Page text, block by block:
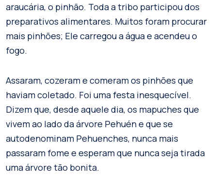
araucária, o pinhão. Toda a tribo participou dos
preparativos alimentares. Muitos foram procurar
mais pinhões; Ele carregou a água e acendeu o
fogo.
Assaram, cozeram e comeram os pinhões que
haviam coletado. Foi uma festa inesquecível.
Dizem que, desde aquele dia, os mapuches que
vivem ao lado da árvore Pehuén e que se
autodenominam Pehuenches, nunca mais
passaram fome e esperam que nunca seja tirada
uma árvore tão bonita.